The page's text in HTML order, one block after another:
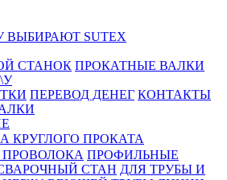
ВЫБИРАЮТ SUTEX
СТАНОК ПРОКАТНЫЕ ВАЛКИ
ПЕРЕВОД ДЕНЕГ КОНТАКТЫ
КРУГЛОГО ПРОКАТА
ПРОФИЛЬНЫЕ
СТАН ДЛЯ ТРУБЫ И